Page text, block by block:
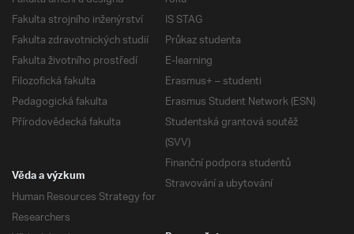
Fakulta strojního inženýrství
Fakulta zdravotnických studií
Fakulta životního prostředí
Filozofická fakulta
Pedagogická fakulta
Přírodovědecká fakulta
IS STAG
Průkaz studenta
E-learning
Erasmus+ – studenti
Erasmus Student Network (ESN)
Studentská grantová soutěž
(SVV)
Finanční podpora studentů
Stravování a ubytování
Věda a výzkum
Human Resources Strategy for
Researchers